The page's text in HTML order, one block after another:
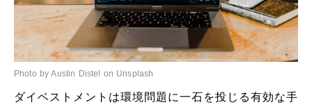
Photo by Austin Distel on Unsplash
ダイベストメントは環境問題に一石を投じる有効な手